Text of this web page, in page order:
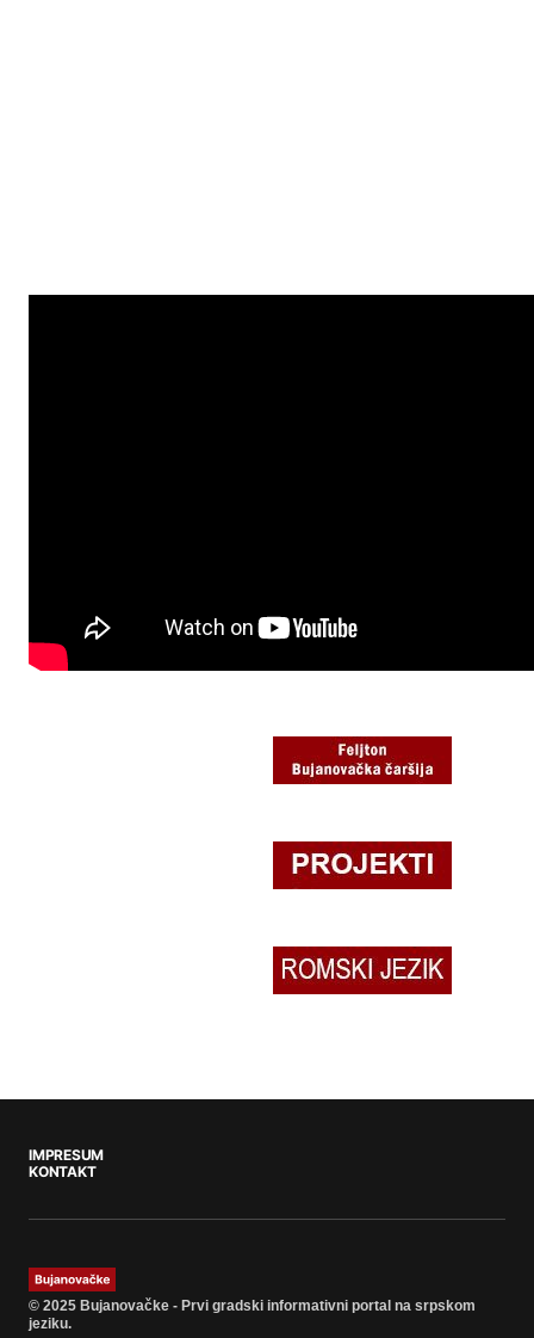
IMPRESUM
KONTAKT
© 2025 Bujanovačke - Prvi gradski informativni portal na srpskom
jeziku.